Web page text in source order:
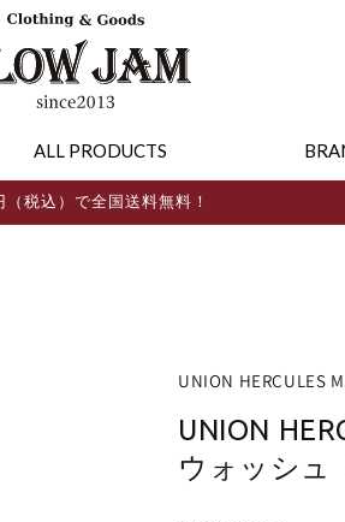
ALL PRODUCTS
（税込）で全国送料無料！
UNION HERCULES
UNION
ウォッシュ